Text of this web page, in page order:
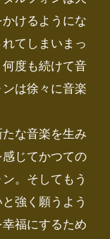
けるようにな
てしまいまっ
度も続けて音
は徐々に音楽
な音楽を生み
じてかつての
。そしてもう
強く願うよう
福にするため